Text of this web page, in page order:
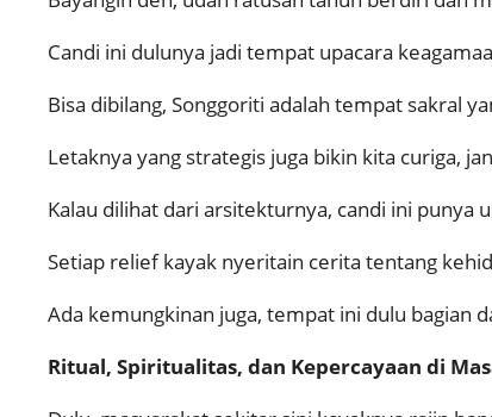
Candi ini dulunya jadi tempat upacara
Bisa dibilang, Songgoriti adalah tempat sakral
Letaknya yang strategis juga bikin kita curiga,
Kalau dilihat dari arsitekturnya, candi ini punya
Setiap relief kayak nyeritain cerita tentang
Ada kemungkinan juga, tempat ini dulu bagian
Ritual, Spiritualitas, dan Kepercayaan di